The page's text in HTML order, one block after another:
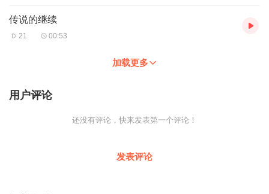
传说的继续
21 00:53
加载更多
用户评论
还没有评论，快来发表第一个评论！
发表评论